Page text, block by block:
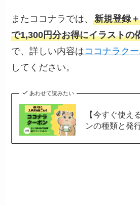
またココナラでは、新規登録
で1,300円分お得にイラストの
で、詳しい内容はココナラク
してください。
あわせて読みたい
【今すぐ使え
ンの種類と発